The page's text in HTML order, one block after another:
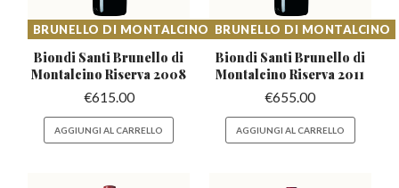
BRUNELLO DI MONTALCINO
Biondi Santi Brunello di
Montalcino Riserva 2008
€615.00
AGGIUNGI AL CARRELLO
BRUNELLO DI MONTALCINO
Biondi Santi Brunello di
Montalcino Riserva 2011
€655.00
AGGIUNGI AL CARRELLO